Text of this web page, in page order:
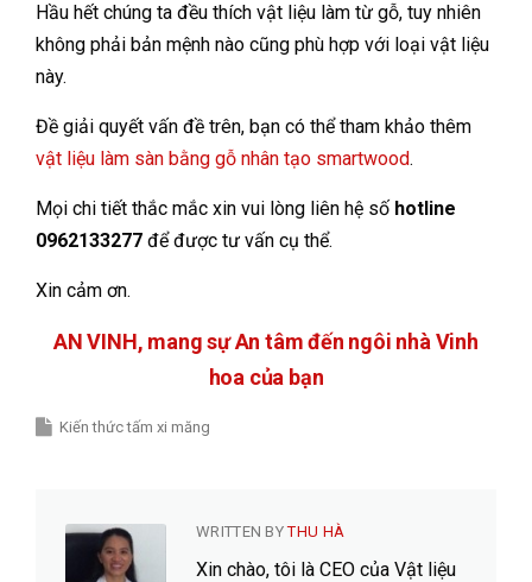
Hầu hết chúng ta đều thích vật liệu làm từ gỗ, tuy nhiên
không phải bản mệnh nào cũng phù hợp với loại vật liệu
này.
Đề giải quyết vấn đề trên, bạn có thể tham khảo thêm
vật liệu làm sàn bằng gỗ nhân tạo smartwood.
Mọi chi tiết thắc mắc xin vui lòng liên hệ số hotline
0962133277 để được tư vấn cụ thể.
Xin cảm ơn.
AN VINH, mang sự An tâm đến ngôi nhà Vinh
hoa của bạn
Kiến thức tấm xi măng
WRITTEN BYTHU HÀ
Xin chào, tôi là CEO của Vật liệu